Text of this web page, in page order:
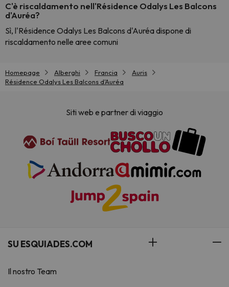
C'è riscaldamento nell'Résidence Odalys Les Balcons
d'Auréa?
Sì, l'Résidence Odalys Les Balcons d'Auréa dispone di
riscaldamento nelle aree comuni
Homepage Alberghi Francia
Auris
Résidence Odalys Les Balcons d'Auréa
Siti web e partner di viaggio
SU ESQUIADES.COM
Il nostro Team